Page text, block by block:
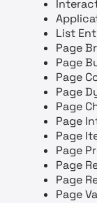
List
Page
Page
Page
Page
Page
Page
Page
Page
Page
Page
Page